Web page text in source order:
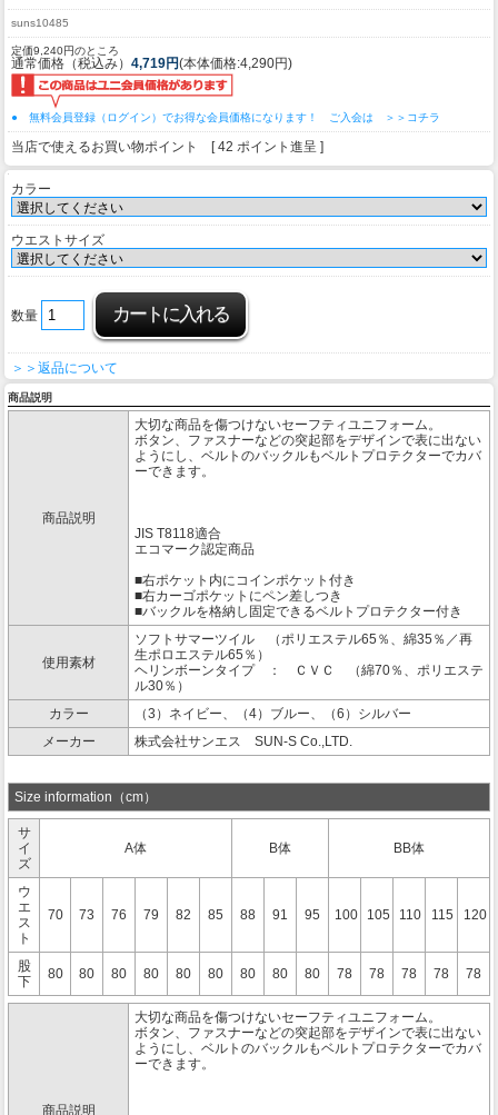
suns10485
定価9,240円のところ
通常価格（税込み） 4,719円(本体価格:4,290円)
● 無料会員登録（ログイン）でお得な会員価格になります！ ご入会は ＞＞コチラ
当店で使えるお買い物ポイント [ 42 ポイント進呈 ]
カラー
ウエストサイズ
数量
＞＞返品について
商品説明
商品説明
大切な商品を傷つけないセーフティユニフォーム。
ボタン、ファスナーなどの突起部をデザインで表に出ない
ようにし、ベルトのバックルもベルトプロテクターでカバ
ーできます。
JIS T8118適合
エコマーク認定商品
■右ポケット内にコインポケット付き
■右カーゴポケットにペン差しつき
■バックルを格納し固定できるベルトプロテクター付き
使用素材
ソフトサマーツイル （ポリエステル65％、綿35％／再
生ポロエステル65％）
ヘリンボーンタイプ ： ＣＶＣ （綿70％、ポリエステ
ル30％）
カラー
（3）ネイビー、（4）ブルー、（6）シルバー
メーカー
株式会社サンエス SUN-S Co.,LTD.
Size information（cm）
サ
イ
ズ
A体 B体 BB体
ウ
エ
ス
ト
70 73 76 79 82 85 88 91 95 100 105 110 115 120
股
下
80 80 80 80 80 80 80 80 80 78 78 78 78 78
商品説明
大切な商品を傷つけないセーフティユニフォーム。
ボタン、ファスナーなどの突起部をデザインで表に出ない
ようにし、ベルトのバックルもベルトプロテクターでカバ
ーできます。